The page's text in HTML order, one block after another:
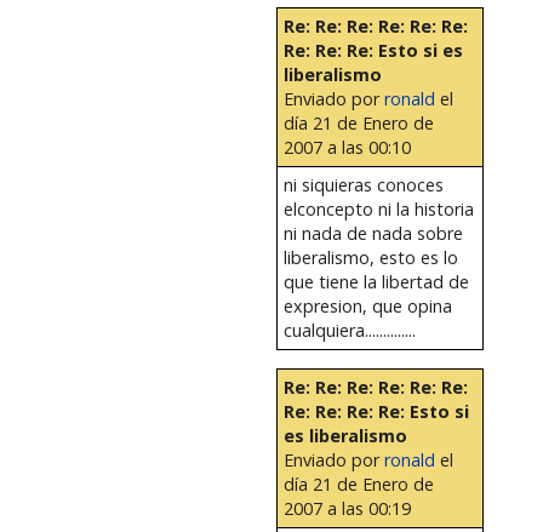
Re: Re: Re: Re: Re: Re:
Re: Re: Re: Esto si es
liberalismo
Enviado porronald el
día 21 de Enero de
2007 a las 00:10
ni siquieras conoces
elconcepto ni la historia
ni nada de nada sobre
liberalismo, esto es lo
que tiene la libertad de
expresion, que opina
cualquiera..............
Re: Re: Re: Re: Re: Re:
Re: Re: Re: Re: Esto si
es liberalismo
Enviado porronald el
día 21 de Enero de
2007 a las 00:19